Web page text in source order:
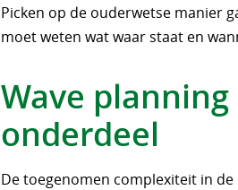
Picken op de ouderwetse manier
moet weten wat waar staat en
Wave
onderdeel
De toegenomen complexiteit in